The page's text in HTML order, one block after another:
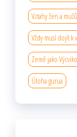
Vztahy žen a
Vždy musí dojít k
Země jako
Úloha gurua